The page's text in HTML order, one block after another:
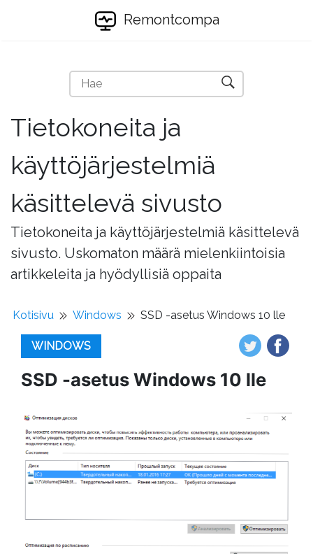
Remontcompa
Tietokoneita ja
käyttöjärjestelmiä
käsittelevä sivusto
Tietokoneita ja käyttöjärjestelmiä käsittelevä
sivusto. Uskomaton määrä mielenkiintoisia
artikkeleita ja hyödyllisiä oppaita
Kotisivu Windows SSD -asetus Windows 10 lle
WINDOWS
SSD -asetus Windows 10 lle